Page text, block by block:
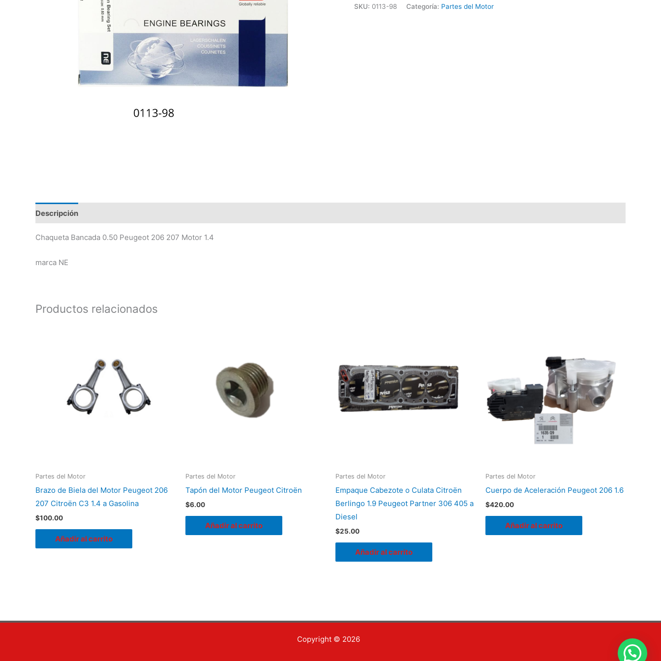
SKU: 0113-98 Categoría: Partes del Motor
Descripción
Chaqueta Bancada 0.50 Peugeot 206 207 Motor 1.4
marca NE
Productos relacionados
Partes del Motor
Brazo de Biela del Motor Peugeot 206
207 Citroën C3 1.4 a Gasolina
$100.00
Añadir al carrito
Partes del Motor
Tapón del Motor Peugeot Citroën
$6.00
Añadir al carrito
Partes del Motor
Empaque Cabezote o Culata Citroën
Berlingo 1.9 Peugeot Partner 306 405 a
Diesel
$25.00
Añadir al carrito
Partes del Motor
Cuerpo de Aceleración Peugeot 206 1.6
$420.00
Añadir al carrito
Copyright © 2026